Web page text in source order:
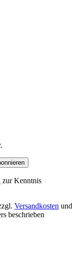
zur Kenntnis
Versandkosten und
beschrieben